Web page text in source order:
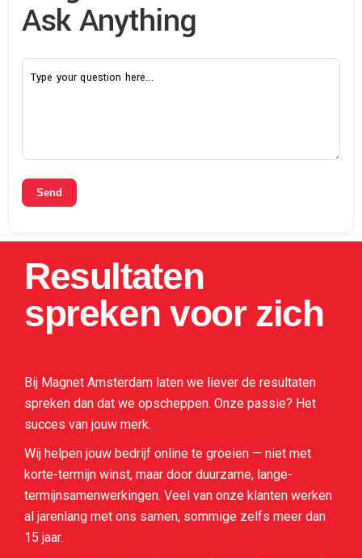
Ask Anything
Send
Resultaten
spreken voor zich
Bij Magnet Amsterdam laten we liever de resultaten
spreken dan dat we opscheppen. Onze passie? Het
succes van jouw merk.
Wij helpen jouw bedrijf online te groeien — niet met
korte-termijn winst, maar door duurzame, lange-
termijnsamenwerkingen. Veel van onze klanten werken
al jarenlang met ons samen, sommige zelfs meer dan
15 jaar.